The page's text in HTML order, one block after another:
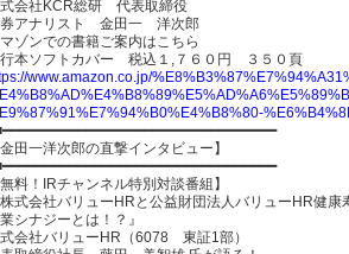
会社KCR総研 代表取締役
アナリスト 金田一 洋次郎
ゾンでの書籍ご案内はこちら
本ソフトカバー 税込１,７６０円 ３５０頁
www.amazon.co.jp/
金田一洋次郎の直撃インタビュー】
無料！IRチャンネル特別対談番組】
株式会社バリューHRと公益財団法人バリューHR健康
シナジーとは！？』
会社バリューHR（6078 東証1部）